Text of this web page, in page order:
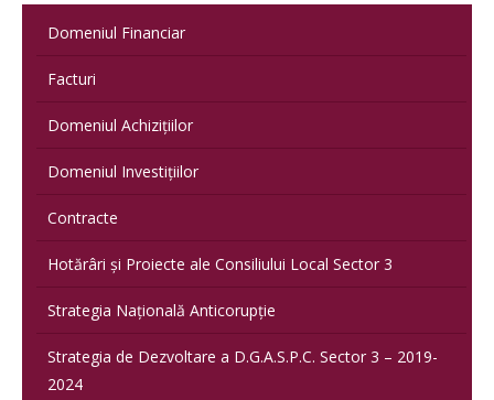
Domeniul Financiar
Facturi
Domeniul Achizițiilor
Domeniul Investițiilor
Contracte
Hotărâri și Proiecte ale Consiliului Local Sector 3
Strategia Națională Anticorupție
Strategia de Dezvoltare a D.G.A.S.P.C. Sector 3 – 2019-
2024